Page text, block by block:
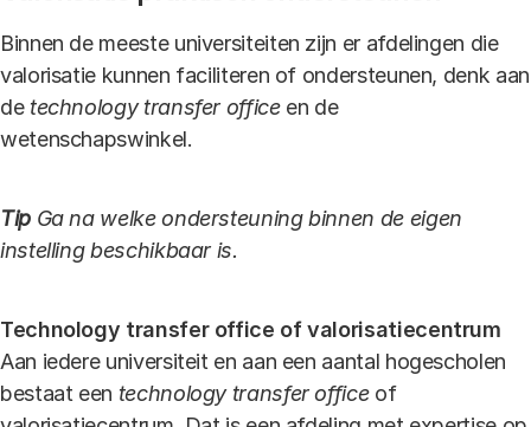
Binnen de meeste universiteiten zijn er afdelingen die
valorisatie kunnen faciliteren of ondersteunen, denk aan
de technology transfer office en de
wetenschapswinkel.
TipGa na welke ondersteuning binnen de eigen
instelling beschikbaar is.
Technology transfer office of valorisatiecentrum
Aan iedere universiteit en aan een aantal hogescholen
bestaat een technology transfer office of